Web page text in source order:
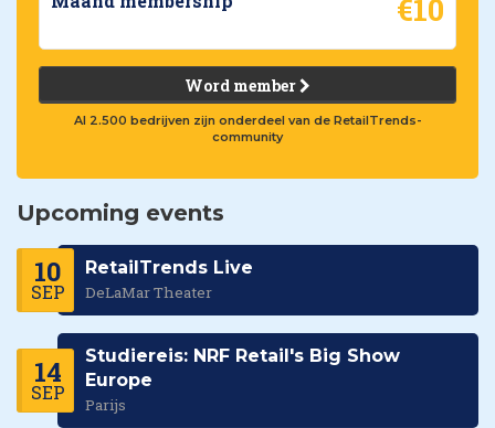
€10
Word member
Al 2.500 bedrijven zijn onderdeel van de RetailTrends-
community
Upcoming events
10
SEP
RetailTrends Live
DeLaMar Theater
14
SEP
Studiereis: NRF Retail's Big Show
Europe
Parijs